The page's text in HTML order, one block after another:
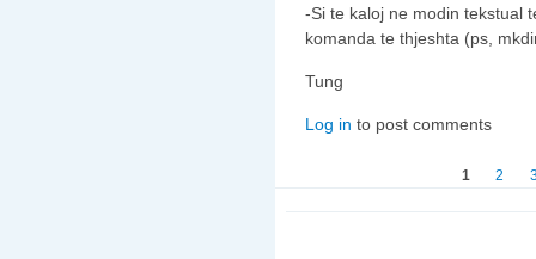
-Si te kaloj ne modin tekstual
komanda te thjeshta (ps,
Tung
Log in to post comments
1 2